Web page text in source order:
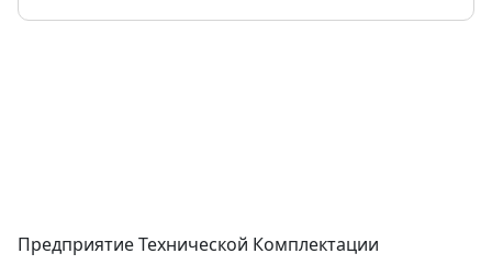
Предприятие Технической Комплектации